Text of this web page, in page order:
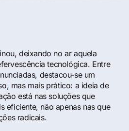
deixando no ar aquela
tecnológica. Entre
destacou-se um
mas mais prático: a ideia de
está nas soluções que
eficiente, não apenas nas que
radicais.